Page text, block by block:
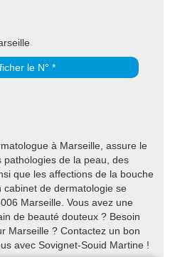
le N° *
à Marseille, assure le
de la peau, des
que les affections de la bouche
de dermatologie se
Marseille. Vous avez une
de beauté douteux ? Besoin
Marseille ? Contactez un bon
avec Sovignet-Souid Martine !